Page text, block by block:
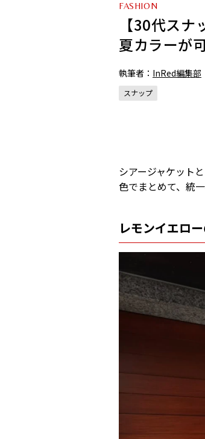
FASHION
【30代ス
夏カラーが
執筆者： InRed編集部
スナップ
シアージャケット
色でまとめて、統
レモンイエロ